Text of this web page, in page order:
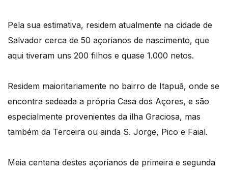
Pela sua estimativa, residem atualmente na cidade de
Salvador cerca de 50 açorianos de nascimento, que
aqui tiveram uns 200 filhos e quase 1.000 netos.
Residem maioritariamente no bairro de Itapuã, onde se
encontra sedeada a própria Casa dos Açores, e são
especialmente provenientes da ilha Graciosa, mas
também da Terceira ou ainda S. Jorge, Pico e Faial.
Meia centena destes açorianos de primeira e segunda